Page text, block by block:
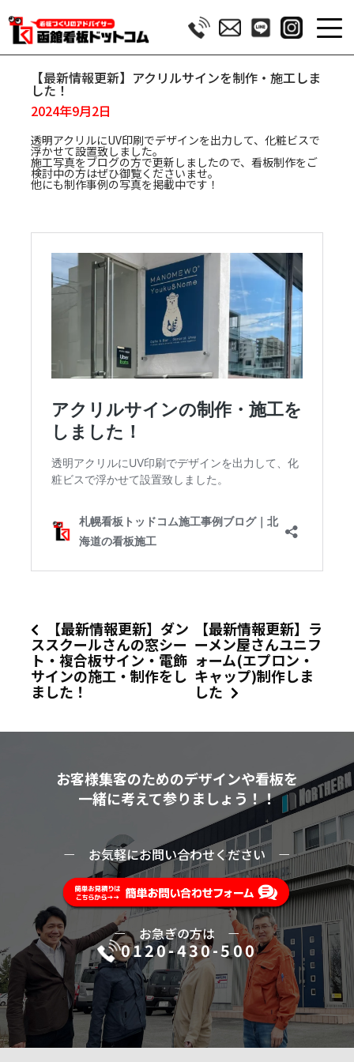
【最新情報更新】アクリルサインを制作・施工しま
した！
2024年9月2日
透明アクリルにUV印刷でデザインを出力して、化粧ビスで
浮かせて設置致しました。
施工写真をブログの方で更新しましたので、看板制作をご
検討中の方はぜひ御覧くださいませ。
他にも制作事例の写真を掲載中です！
【最新情報更新】ダン
ススクールさんの窓シー
ト・複合板サイン・電飾
サインの施工・制作をし
ました！
【最新情報更新】ラ
ーメン屋さんユニフ
ォーム(エプロン・
キャップ)制作しま
した
お客様集客のためのデザインや看板を
一緒に考えて参りましょう！！
ー お気軽にお問い合わせください ー
ーお急ぎの方は ー
0120-430-500